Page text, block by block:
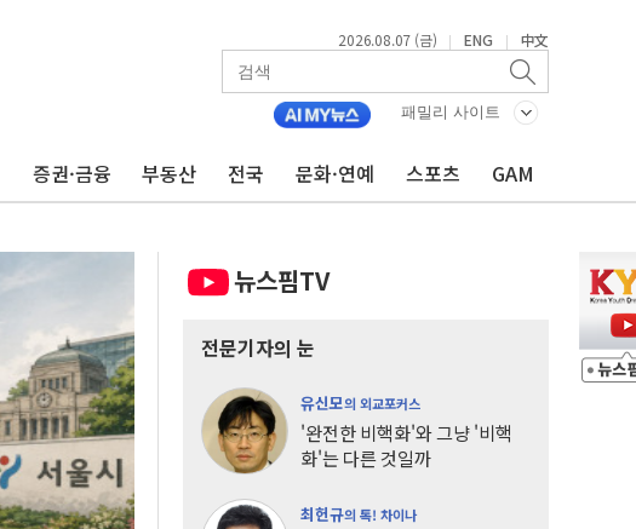
2026.08.07 (금) | ENG | 中文
패밀리 사이트
증권·금융 부동산 전국 문화·연예 스포츠 GAM
뉴스핌TV
전문기자의 눈
유신모의 외교포커스
'완전한 비핵화'와 그냥 '비핵
화'는 다른 것일까
최헌규의 톡! 차이나